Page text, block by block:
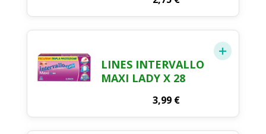
NORMAL X 14 PEZZI
LINES INTERVALLO
MAXI LADY X 28
3,99 €